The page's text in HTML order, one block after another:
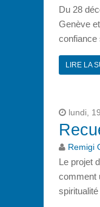
Du 28
Genève
confiance
LIRE LA
lundi,
Remigi
Le projet
comment